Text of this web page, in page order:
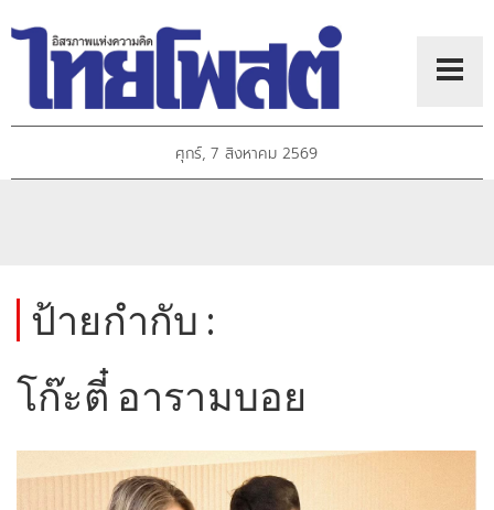
ศุกร์, 7 สิงหาคม 2569
ป้ายกำกับ :
โก๊ะตี๋ อารามบอย